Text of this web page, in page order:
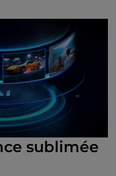
sublimée